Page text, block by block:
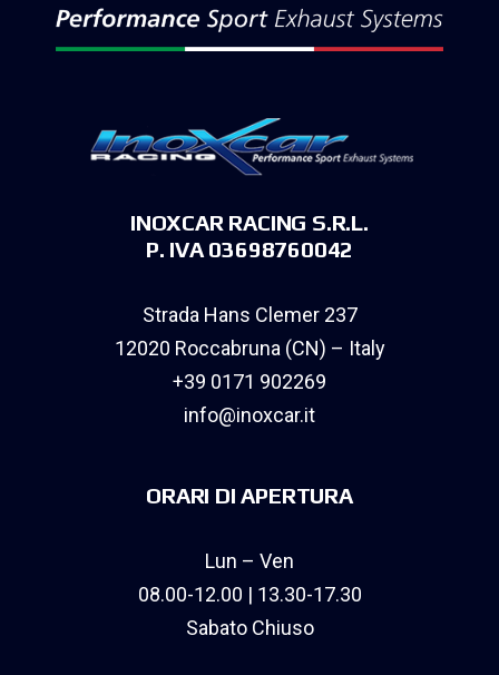
INOXCAR RACING S.R.L.
P. IVA 03698760042
Strada Hans Clemer 237
12020 Roccabruna (CN) – Italy
+39 0171 902269
info@inoxcar.it
ORARI DI APERTURA
Lun – Ven
08.00-12.00 | 13.30-17.30
Sabato Chiuso